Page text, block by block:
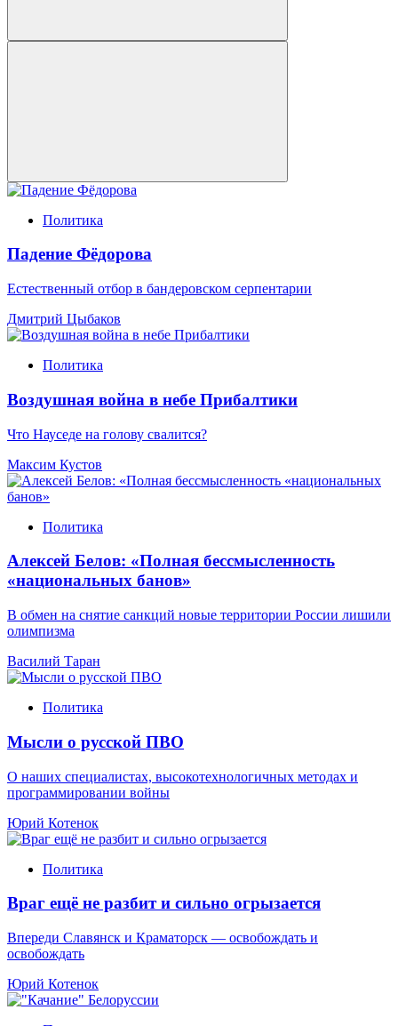
Политика
Падение Фёдорова
Естественный отбор в бандеровском серпентарии
Дмитрий Цыбаков
Политика
Воздушная война в небе Прибалтики
Что Науседе на голову свалится?
Максим Кустов
Политика
Алексей Белов: «Полная бессмысленность
«национальных банов»
В обмен на снятие санкций новые территории России лишили
олимпизма
Василий Таран
Политика
Мысли о русской ПВО
О наших специалистах, высокотехнологичных методах и
программировании войны
Юрий Котенок
Политика
Враг ещё не разбит и сильно огрызается
Впереди Славянск и Краматорск — освобождать и
освобождать
Юрий Котенок